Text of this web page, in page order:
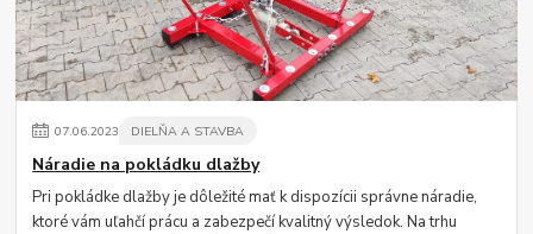
07.06.2023 DIELŇA A STAVBA
Náradie na pokládku dlažby
Pri pokládke dlažby je dôležité mať k dispozícii správne náradie,
ktoré vám uľahčí prácu a zabezpečí kvalitný výsledok. Na trhu